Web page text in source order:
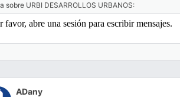
sobre URBI DESARROLLOS URBANOS:
ADany